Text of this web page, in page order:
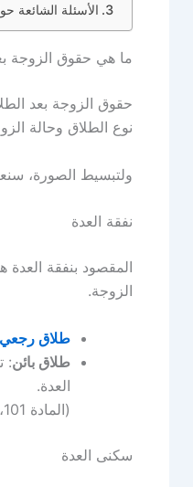
الأسئلة الشائعة
ما هي حقوق الزوجة
حقوق الزوجة بعد
نوع الطلاق وحالة
ولتبسيط الصورة،
نفقة العدة
المقصود بنفقة العدة
الزوجة.
طلاق رجعي
طلاق بائن:
العدة.
(المادة 101، مرسوم بقانون اتحادي رقم 41 لسنة 2024)
سكنى العدة